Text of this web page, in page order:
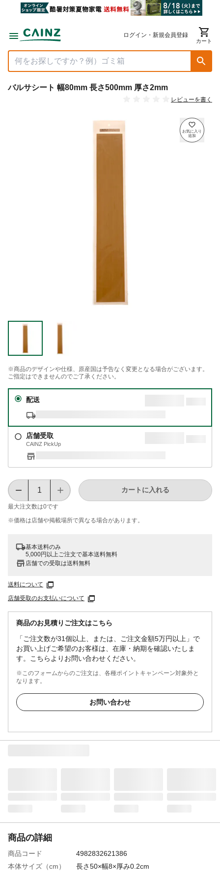
ログイン・新規会員登録
カート
バルサシート 幅80mm 長さ500mm 厚さ2mm
レビューを書く
※商品のデザインや仕様、原産国は予告なく変更となる場合がございます。
ご指定はできませんのでご了承ください。
配送
店舗受取
CAINZ PickUp
最大注文数は0です
カートに入れる
※価格は​店舗や​掲載場所で​異なる​場合が​あります。
基本送料のみ
5,000円以上ご注文で基本送料無料
店舗での受取は送料無料
送料について
店舗受取のお支払いについて
商品のお見積りご注文はこちら
「ご注文数が31個以上、または、ご注文金額5万円以上」で
お買い上げご希望のお客様は、在庫・納期を確認いたしま
す。こちらよりお問い合わせください。
※このフォームからのご注文は、各種ポイントキャンペーン対象外と
なります。
お問い合わせ
商品の詳細
商品コード
4982832621386
本体サイズ（cm）
長さ50×幅8×厚み0.2cm